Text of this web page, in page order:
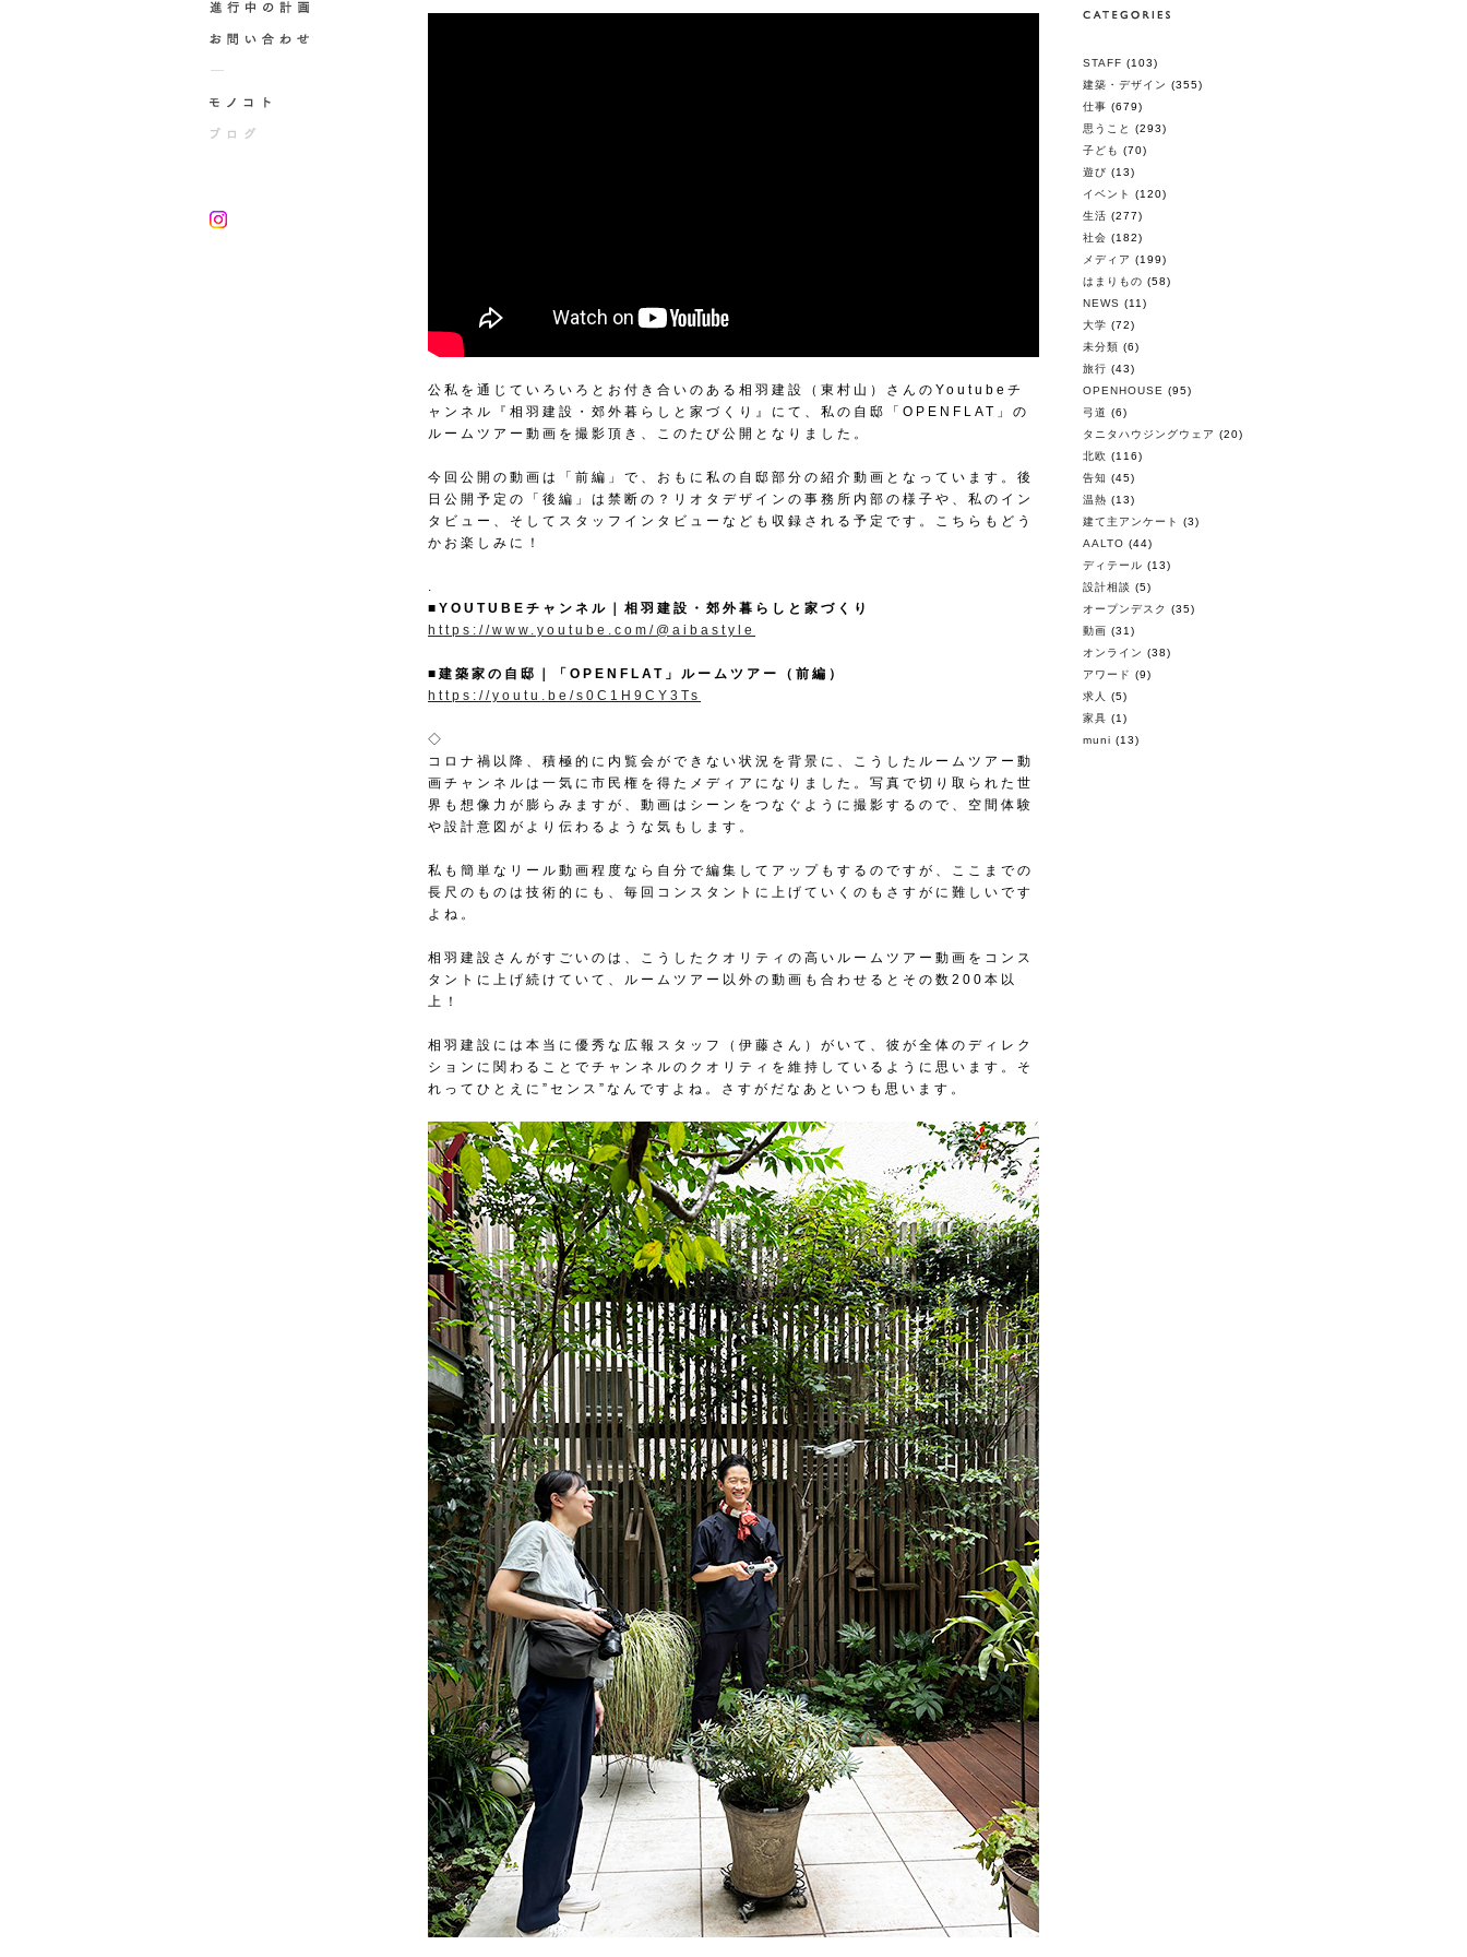
公私を通じていろいろとお付き合いのある相羽建設（東村山）さんのYoutubeチ
ャンネル『相羽建設・郊外暮らしと家づくり』にて、私の自邸「OPENFLAT」の
ルームツアー動画を撮影頂き、このたび公開となりました。
今回公開の動画は「前編」で、おもに私の自邸部分の紹介動画となっています。後
日公開予定の「後編」は禁断の？リオタデザインの事務所内部の様子や、私のイン
タビュー、そしてスタッフインタビューなども収録される予定です。こちらもどう
かお楽しみに！
.
■ YOUTUBEチャンネル｜相羽建設・郊外暮らしと家づくり
https://www.youtube.com/@aibastyle
■ 建築家の自邸｜「OPENFLAT」ルームツアー（前編）
https://youtu.be/s0C1H9CY3Ts
◇
コロナ禍以降、積極的に内覧会ができない状況を背景に、こうしたルームツアー動
画チャンネルは一気に市民権を得たメディアになりました。写真で切り取られた世
界も想像力が膨らみますが、動画はシーンをつなぐように撮影するので、空間体験
や設計意図がより伝わるような気もします。
私も簡単なリール動画程度なら自分で編集してアップもするのですが、ここまでの
長尺のものは技術的にも、毎回コンスタントに上げていくのもさすがに難しいです
よね。
相羽建設さんがすごいのは、こうしたクオリティの高いルームツアー動画をコンス
タントに上げ続けていて、ルームツアー以外の動画も合わせるとその数200本以
上！
相羽建設には本当に優秀な広報スタッフ（伊藤さん）がいて、彼が全体のディレク
ションに関わることでチャンネルのクオリティを維持しているように思います。そ
れってひとえに”センス”なんですよね。さすがだなあといつも思います。
STAFF (103)
建築・デザイン (355)
仕事 (679)
思うこと
(293)
子ども (70)
遊び (13)
イベント
(120)
生活 (277)
社会 (182)
メディア (199)
はまりもの (58)
NEWS (11)
大学 (72)
未分類 (6)
旅行 (43)
OPENHOUSE (95)
弓道 (6)
タニタハウジングウェア (20)
北欧 (116)
告知 (45)
温熱 (13)
建て主アンケート
(3)
AALTO (44)
ディテール (13)
設計相談 (5)
オープンデスク
(35)
動画 (31)
オンライン (38)
アワード (9)
求人
(5)
家具 (1)
muni (13)